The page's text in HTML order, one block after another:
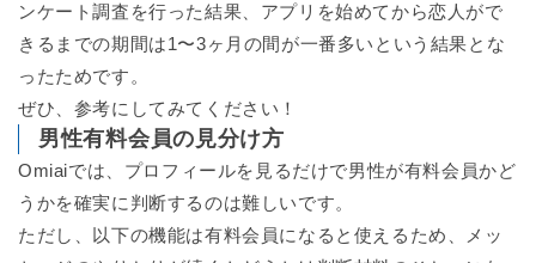
ンケート調査を行った結果、アプリを始めてから恋人がで
きるまでの期間は1〜3ヶ月の間が一番多いという結果とな
ったためです。
ぜひ、参考にしてみてください！
男性有料会員の見分け方
Omiaiでは、プロフィールを見るだけで男性が有料会員かど
うかを確実に判断するのは難しいです。
ただし、以下の機能は有料会員になると使えるため、メッ